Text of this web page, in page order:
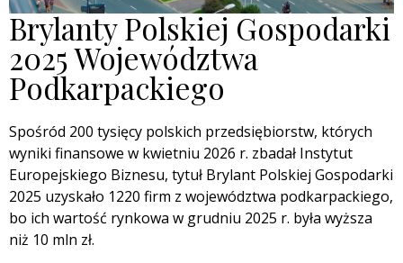
Brylanty Polskiej Gospodarki
2025 Województwa
Podkarpackiego
Spośród 200 tysięcy polskich przedsiębiorstw, których
wyniki finansowe w kwietniu 2026 r. zbadał Instytut
Europejskiego Biznesu, tytuł Brylant Polskiej Gospodarki
2025 uzyskało 1220 firm z województwa podkarpackiego,
bo ich wartość rynkowa w grudniu 2025 r. była wyższa
niż 10 mln zł.